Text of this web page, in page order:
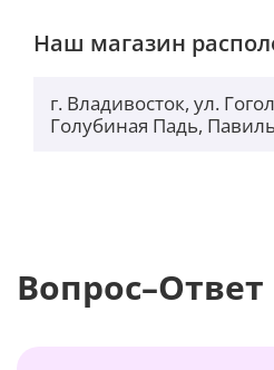
Сканер
Ваши данные будут под
благодаря сканеру
Наш магазин
г. Владивосток, ул.
Голубиная Падь,
Вопрос–Ответ